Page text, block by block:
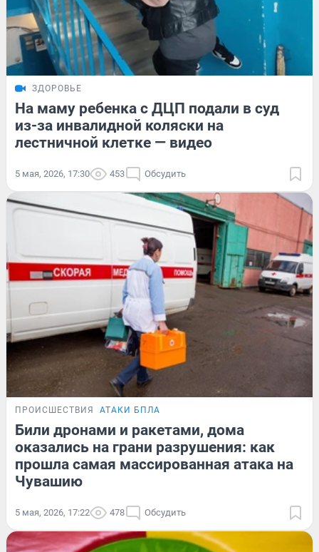
ЗДОРОВЬЕ
На маму ребенка с ДЦП подали в суд
из-за инвалидной коляски на
лестничной клетке — видео
5 мая, 2026, 17:30 453 Обсудить
ПРОИСШЕСТВИЯ АТАКИ БПЛА
Били дронами и ракетами, дома
оказались на грани разрушения: как
прошла самая массированная атака на
Чувашию
5 мая, 2026, 17:22 478 Обсудить